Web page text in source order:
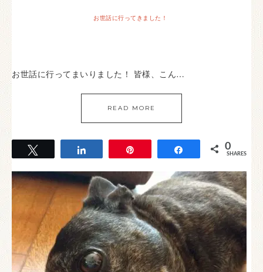
お世話に行ってきました！
お世話に行ってまいりました！ 皆様、こん…
READ MORE
Share 0
SHARES